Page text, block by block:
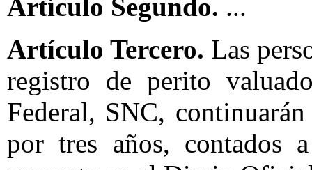
Artículo Segundo. ...
Artículo Tercero. Las
registro de perito
Federal, SNC,
por tres años, contados